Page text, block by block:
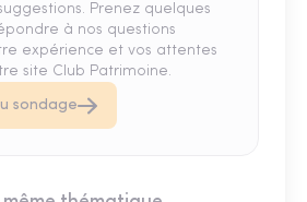
Prenez quelques
à nos questions
expérience et vos attentes
site Club Patrimoine.
sondage